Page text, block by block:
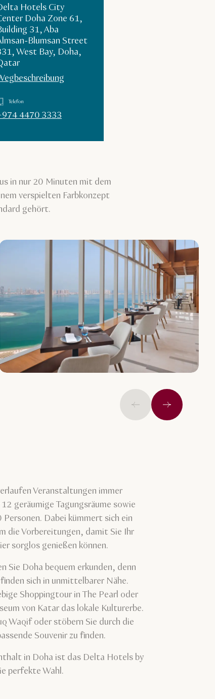
Hotels City
Doha Zone 61,
31, Aba
Blumsan Street
West Bay, Doha,
Telefon
4470 3333
in nur 20 Minuten mit dem
verspielten Farbkonzept
gehört.
Vorige Weiter
Veranstaltungen immer
geräumige Tagungsräume sowie
Dabei kümmert sich ein
die Vorbereitungen, damit Sie Ihr
sorglos genießen können.
Sie Doha bequem erkunden, denn
sich in unmittelbarer Nähe.
Shoppingtour in The Pearl oder
von Katar das lokale Kulturerbe.
Waqif oder stöbern Sie durch die
Souvenir zu finden.
in Doha ist das Delta Hotels by
perfekte Wahl.